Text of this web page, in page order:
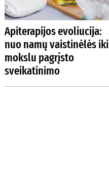
Apiterapijos evoliucija:
nuo namų vaistinėlės iki
mokslu pagrįsto
sveikatinimo